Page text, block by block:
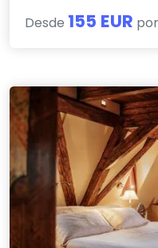
Desde 155 EUR